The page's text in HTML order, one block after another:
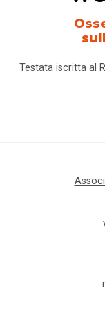
Testata iscritta al